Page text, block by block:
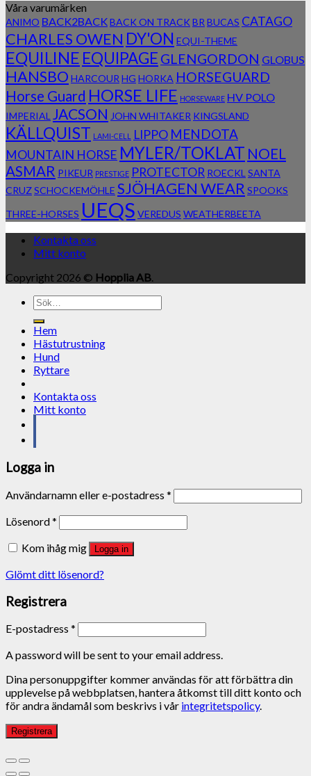
Våra varumärken
ANIMO BACK2BACKBACK ON TRACK BR BUCAS CATAGO
CHARLES OWEN DY'ON EQUI-THEME
EQUILINE EQUIPAGE GLENGORDON GLOBUS
HANSBO HARCOUR HG HORKA HORSEGUARD
Horse Guard HORSE LIFE HORSEWARE HV POLO
IMPERIAL JACSON JOHN WHITAKER KINGSLAND
KÄLLQUIST LAMI-CELL LIPPO MENDOTA
MOUNTAIN HORSE MYLER/TOKLAT NOEL
ASMAR PIKEUR PRESTIGE PROTECTOR ROECKL SANTA
CRUZSCHOCKEMÖHLE SJÖHAGEN WEAR SPOOKS
THREE-HORSES UEQS VEREDUS WEATHERBEETA
Kontakta oss
Mitt konto
Copyright 2026 © Hopplia AB.
Sök
efter:
Hem
Hästutrustning
Hund
Ryttare
Kontakta oss
Mitt konto
Logga in
Användarnamn eller e-postadress *
Lösenord*
Kom ihåg mig
Logga in
Glömt ditt lösenord?
Registrera
E-postadress *
A password will be sent to your email address.
Dina personuppgifter kommer användas för att förbättra din
upplevelse på webbplatsen, hantera åtkomst till ditt konto och
för andra ändamål som beskrivs i vår integritetspolicy.
Registrera